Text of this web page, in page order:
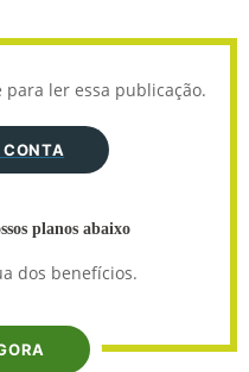
ler essa publicação.
planos abaixo
dos benefícios.